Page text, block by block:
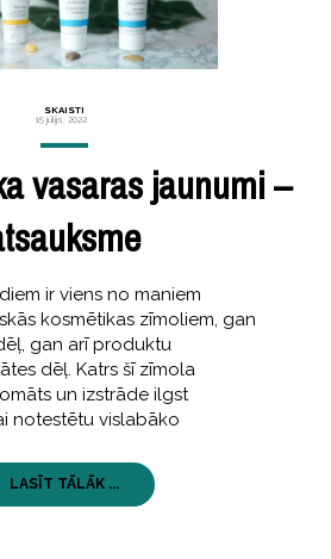
SKAISTI
15 jūlijs, 2022
vasaras jaunumi –
ir viens no maniem
kosmētikas zīmoliem, gan
gan arī produktu
dēļ. Katrs šī zīmola
un izstrāde ilgst
notestētu vislabāko
LASĪT TĀLĀK ...